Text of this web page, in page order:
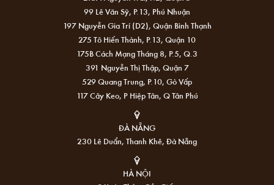
99 Lê Văn Sỹ, P.13, Phú Nhuận
197 Nguyễn Gia Trí (D2), Quận Bình Thạnh
275 Tô Hiến Thành, P.13, Quận 10
175B Cách Mạng Tháng 8, P.5, Q.3
391 Nguyễn Thị Thập, Quận 7
529 Quang Trung, P.10, Gò Vấp
117 Cây Keo, P Hiệp Tân, Q Tân Phú
ĐÀ NẴNG
230 Lê Duẩn, Thanh Khê, Đà Nẵng
HÀ NỘI